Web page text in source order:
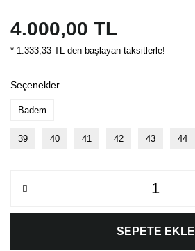
4.000,00 TL
* 1.333,33 TL den başlayan taksitlerle!
Seçenekler
Badem
39 40 41 42 43 44
SEPETE EKLE